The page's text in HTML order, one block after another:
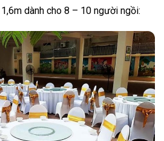
dành cho 8 – 10 người ngồi: